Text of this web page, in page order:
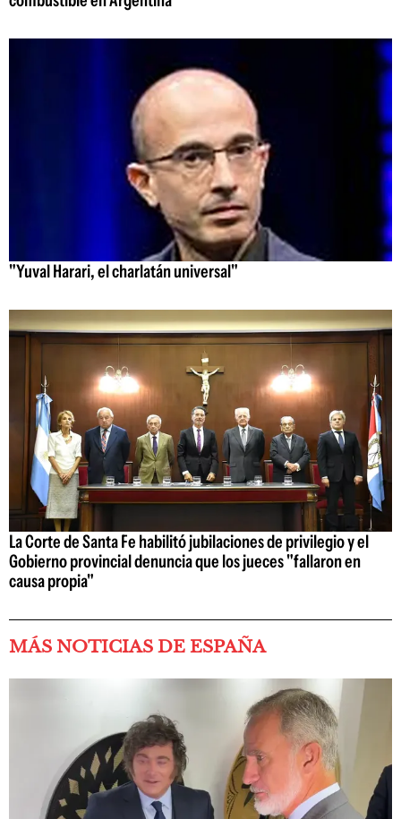
"Yuval Harari, el charlatán universal"
La Corte de Santa Fe habilitó jubilaciones de privilegio y el
Gobierno provincial denuncia que los jueces "fallaron en
causa propia"
MÁS NOTICIAS DE ESPAÑA